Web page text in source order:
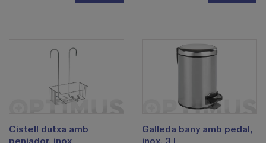
Cistell dutxa amb
penjador, inox
Galleda bany amb pedal,
inox, 3 l